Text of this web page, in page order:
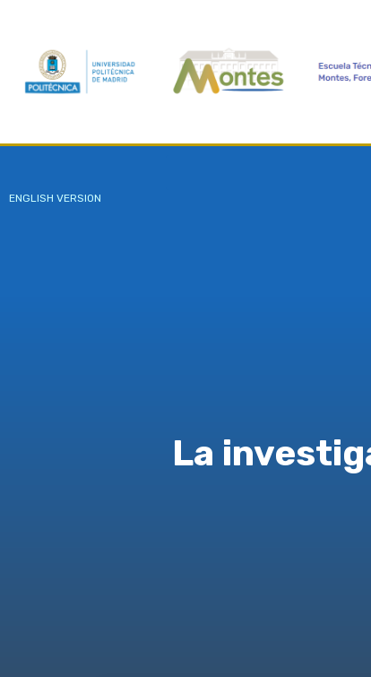
ENGLISH VERSION
La